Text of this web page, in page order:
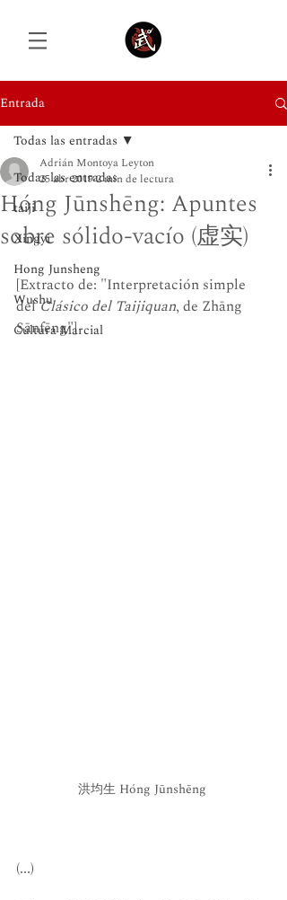
Entrada
Todas las entradas
taiji
Xingyi
Hong Junsheng
Wushu
Cultura Marcial
Todas las entradas
Hóng Jūnshēng: Apuntes
sobre sólido-vacío (虚实)
Adrián Montoya Leyton
25 abr 20192 min de lectura
[Extracto de: "Interpretación simple
del Clásico del Taijiquan, de Zhāng
Sānfēng"]
洪均生 Hóng Jūnshēng
(...)